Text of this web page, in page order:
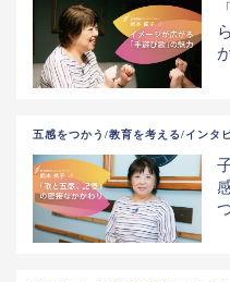
五感をつかう/教育を考える/インタ